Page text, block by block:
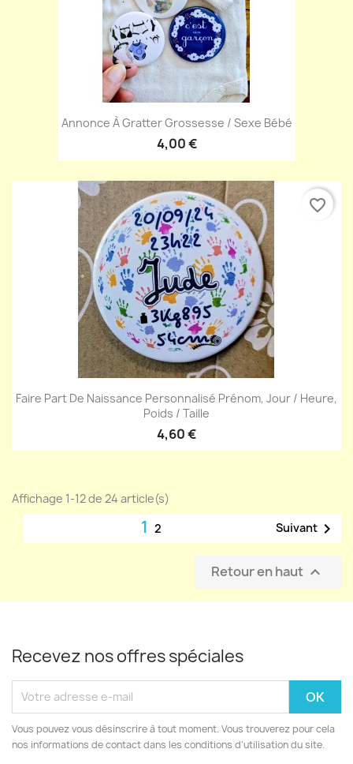
Annonce À Gratter Grossesse / Sexe Bébé
4,00 €
Faire Part De Naissance Personnalisé Prénom, Jour / Heure,
Poids / Taille
4,60 €
favorite_border
Affichage 1-12 de 24 article(s)
1 2 Suivant 
Retour en haut 
Recevez nos offres spéciales
Vous pouvez vous désinscrire à tout moment. Vous trouverez pour cela
nos informations de contact dans les conditions d'utilisation du site.